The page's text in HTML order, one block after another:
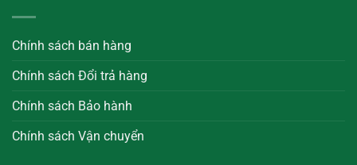
Chính sách bán hàng
Chính sách Đổi trả hàng
Chính sách Bảo hành
Chính sách Vận chuyển